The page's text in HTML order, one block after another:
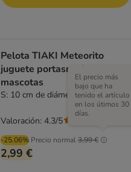
Pelota TIAKI Meteorito
juguete portasnacks para
mascotas
S: 10 cm de diámetro
-25.06% Precio normal3,99 €
El precio más
bajo que ha
tenido el artículo
en los útimos 30
días.
2,99 €
Valoración: 4.3/5